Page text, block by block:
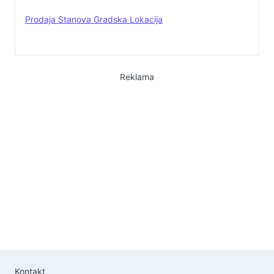
Prodaja Stanova Gradska Lokacija
Reklama
Kontakt